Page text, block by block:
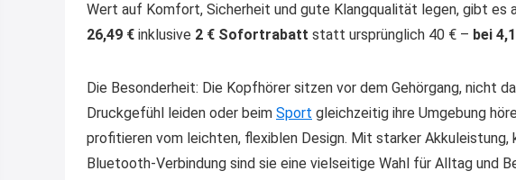
Wert auf Komfort, Sicherheit und gute Klangqualität legen, gibt es
26,49 € inklusive 2 € Sofortrabatt statt ursprünglich 40 € – bei
Die Besonderheit: Die Kopfhörer sitzen vor dem Gehörgang, nicht
Druckgefühl leiden oder beim Sport gleichzeitig ihre Umgebung
profitieren vom leichten, flexiblen Design. Mit starker
Bluetooth-Verbindung sind sie eine vielseitige Wahl für Alltag und